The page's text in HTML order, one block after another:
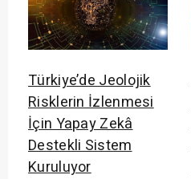
Türkiye’de Jeolojik
Risklerin İzlenmesi
İçin Yapay Zekâ
Destekli Sistem
Kuruluyor